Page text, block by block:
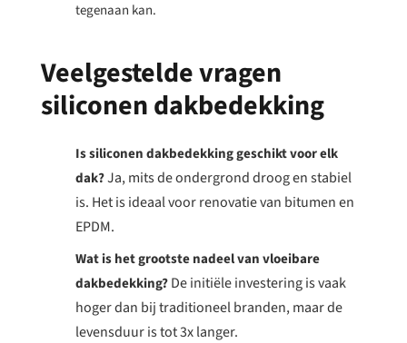
tegenaan kan.
Veelgestelde vragen
siliconen dakbedekking
Is siliconen dakbedekking geschikt voor elk
dak?Ja, mits de ondergrond droog en stabiel
is. Het is ideaal voor renovatie van bitumen en
EPDM.
Wat is het grootste nadeel van vloeibare
dakbedekking? De initiële investering is vaak
hoger dan bij traditioneel branden, maar de
levensduur is tot 3x langer.